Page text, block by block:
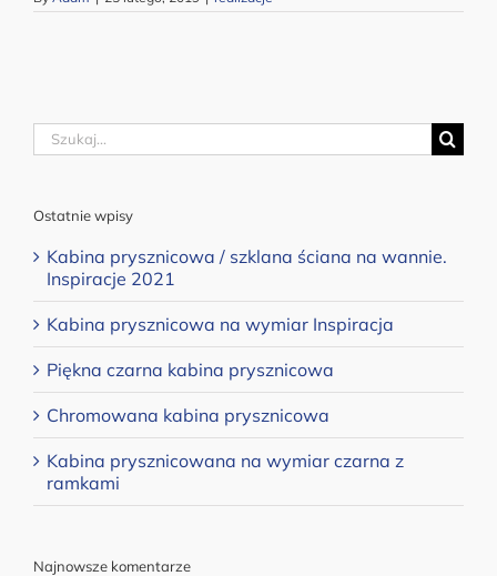
Szukaj
Ostatnie wpisy
Kabina prysznicowa / szklana ściana na wannie.
Inspiracje 2021
Kabina prysznicowa na wymiar Inspiracja
Piękna czarna kabina prysznicowa
Chromowana kabina prysznicowa
Kabina prysznicowana na wymiar czarna z
ramkami
Najnowsze komentarze